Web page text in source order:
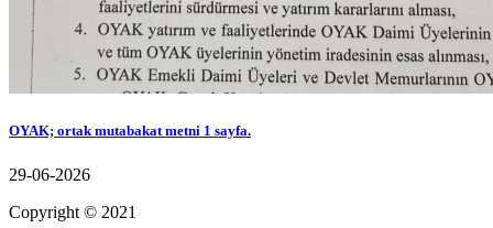
OYAK; ortak mutabakat metni 1 sayfa.
29-06-2026
Copyright © 2021